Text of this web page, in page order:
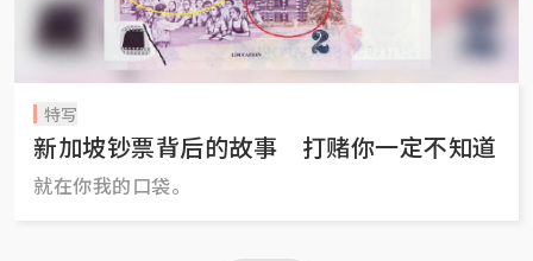
特写
新加坡钞票背后的故事 打赌你一定不知道
就在你我的口袋。